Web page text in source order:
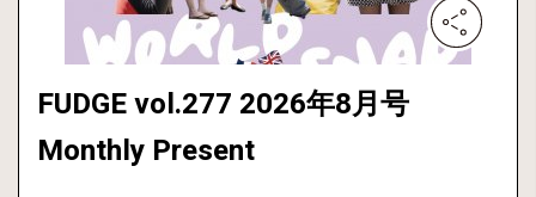
FUDGE vol.277 2026年8月号
Monthly Present